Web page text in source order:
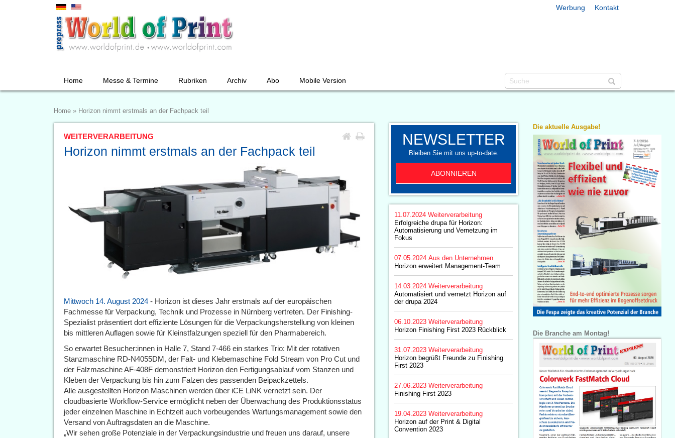
Werbung Kontakt
Home Messe & Termine Rubriken Archiv Abo Mobile Version
Home » Horizon nimmt erstmals an der Fachpack teil
WEITERVERARBEITUNG
Horizon nimmt erstmals an der Fachpack teil
Mittwoch 14. August 2024 - Horizon ist dieses Jahr erstmals auf der europäischen
Fachmesse für Verpackung, Technik und Prozesse in Nürnberg vertreten. Der Finishing-
Spezialist präsentiert dort effiziente Lösungen für die Verpackungsherstellung von kleinen
bis mittleren Auflagen sowie für Kleinstfalzungen speziell für den Pharmabereich.
So erwartet Besucher:innen in Halle 7, Stand 7-466 ein starkes Trio: Mit der rotativen
Stanzmaschine RD-N4055DM, der Falt- und Klebemaschine Fold Stream von Pro Cut und
der Falzmaschine AF-408F demonstriert Horizon den Fertigungsablauf vom Stanzen und
Kleben der Verpackung bis hin zum Falzen des passenden Beipackzettels.
Alle ausgestellten Horizon Maschinen werden über iCE LiNK vernetzt sein. Der
cloudbasierte Workflow-Service ermöglicht neben der Überwachung des Produktionsstatus
jeder einzelnen Maschine in Echtzeit auch vorbeugendes Wartungsmanagement sowie den
Versand von Auftragsdaten an die Maschine.
„Wir sehen große Potenziale in der Verpackungsindustrie und freuen uns darauf, unsere
NEWSLETTER
Bleiben Sie mit uns up-to-date.
ABONNIEREN
11.07.2024 Weiterverarbeitung
Erfolgreiche drupa für Horizon:
Automatisierung und Vernetzung im
Fokus
07.05.2024 Aus den Unternehmen
Horizon erweitert Management-Team
14.03.2024 Weiterverarbeitung
Automatisiert und vernetzt Horizon auf
der drupa 2024
06.10.2023 Weiterverarbeitung
Horizon Finishing First 2023 Rückblick
31.07.2023 Weiterverarbeitung
Horizon begrüßt Freunde zu Finishing
First 2023
27.06.2023 Weiterverarbeitung
Finishing First 2023
19.04.2023 Weiterverarbeitung
Horizon auf der Print & Digital
Convention 2023
Die aktuelle Ausgabe!
Die Branche am Montag!